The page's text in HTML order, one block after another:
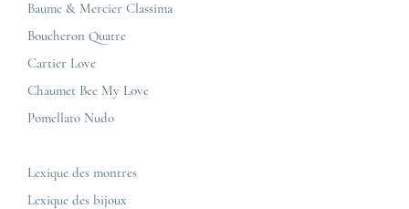
Politique de confidentialité
Plan du site
Nous contacter
Corner Maty Besançon Kennedy
IWC
Zénith
Tous les modèles de luxe
Baume & Mercier Classima
Boucheron Quatre
Cartier Love
Chaumet Bee My Love
Pomellato Nudo
Lexique des montres
Lexique des bijoux